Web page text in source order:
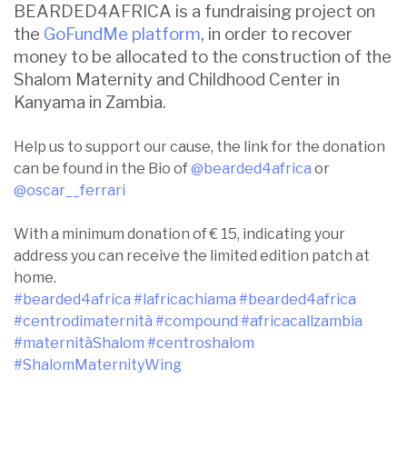
BEARDED4AFRICA is a fundraising project on
the GoFundMe platform, in order to recover
money to be allocated to the construction of the
Shalom Maternity and Childhood Center in
Kanyama in Zambia.
Help us to support our cause, the link for the donation
can be found in the Bio of@bearded4africa or
@oscar__ferrari
With a minimum donation of € 15, indicating your
address you can receive the limited edition patch at
home.
#bearded4africa # lafricachiama #bearded4africa
#centrodimaternità #compound #africacallzambia
#maternitàShalom #centroshalom
#ShalomMaternityWing